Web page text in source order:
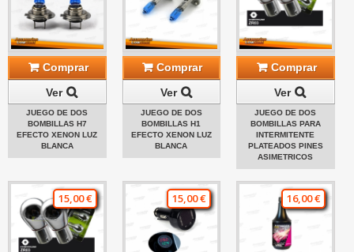
Comprar
Ver
JUEGO DE DOS
BOMBILLAS H7
EFECTO XENON LUZ
BLANCA
Comprar
Ver
JUEGO DE DOS
BOMBILLAS H1
EFECTO XENON LUZ
BLANCA
Comprar
Ver
JUEGO DE DOS
BOMBILLAS PARA
INTERMITENTE
PLATEADOS PINES
ASIMETRICOS
15,00 € 15,00 € 16,00 €